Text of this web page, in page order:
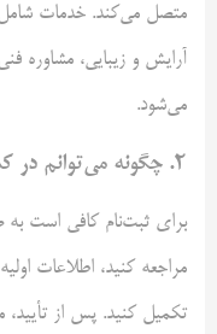
متصل می‌کند. خدمات شامل
آرایش و زیبایی، مشاوره
می‌شود.
2. چگونه می‌توانم در
برای ثبت‌نام کافی است
مراجعه کنید، اطلاعات
تکمیل کنید. پس از تأیید،